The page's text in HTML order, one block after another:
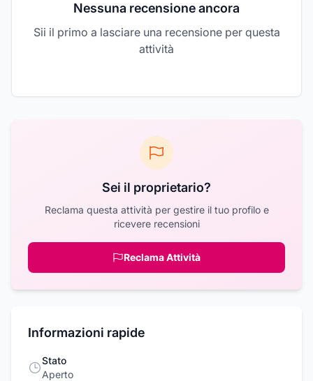
Nessuna recensione ancora
Sii il primo a lasciare una recensione per questa
attività
Sei il proprietario?
Reclama questa attività per gestire il tuo profilo e
ricevere recensioni
Reclama Attività
Informazioni rapide
Stato
Aperto